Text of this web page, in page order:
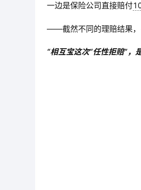
一边是保险公司直接赔付
——截然不同的理赔结果，
“相互宝这次“任性拒赔”，